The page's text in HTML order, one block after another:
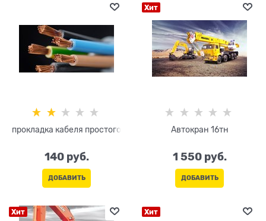
прокладка кабеля простого
140 руб.
ДОБАВИТЬ
Хит
Автокран 16тн
1 550 руб.
ДОБАВИТЬ
Хит Хит